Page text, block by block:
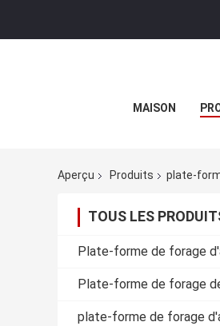
MAISON
Aperçu Produits plate-
TOUS LES
Plate-forme de forage
Plate-forme de forage
plate-forme de forage